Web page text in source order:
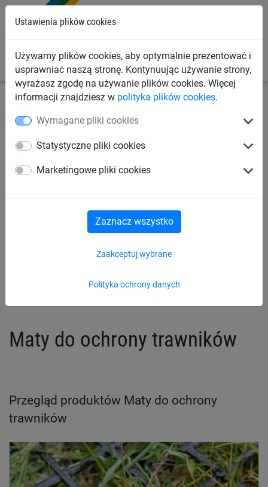
Ustawienia plików cookies
Używamy plików cookies, aby optymalnie prezentować i
usprawniać naszą stronę. Kontynuując używanie strony,
wyrażasz zgodę na używanie plików cookies. Więcej
informacji znajdziesz w polityka plików cookies.
Wymagane pliki cookies
Statystyczne pliki cookies
Marketingowe pliki cookies
Polityka ochrony danych
Zaakceptuj wybrane
Zaznacz wszystko
trawników
Bramki na place zabaw
Próbniki do badania zgodności
Maty do ochrony trawników
Przegląd produktów Maty do ochrony
trawników